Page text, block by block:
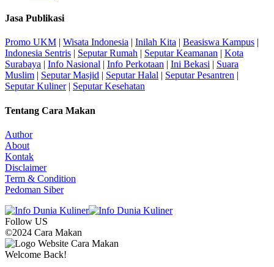
Jasa Publikasi
Promo UKM | Wisata Indonesia | Inilah Kita | Beasiswa Kampus |
Indonesia Sentris | Seputar Rumah | Seputar Keamanan | Kota
Surabaya | Info Nasional | Info Perkotaan | Ini Bekasi | Suara
Muslim | Seputar Masjid | Seputar Halal | Seputar Pesantren |
Seputar Kuliner| Seputar Kesehatan
Tentang Cara Makan
Author
About
Kontak
Disclaimer
Term & Condition
Pedoman Siber
Follow US
©2024 Cara Makan
Welcome Back!